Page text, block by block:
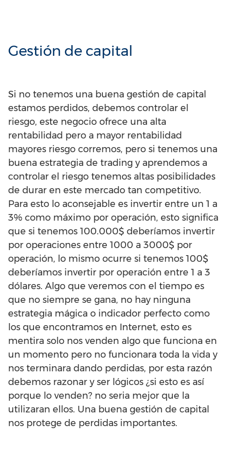
Gestión de capital
Si no tenemos una buena gestión de capital
estamos perdidos, debemos controlar el
riesgo, este negocio ofrece una alta
rentabilidad pero a mayor rentabilidad
mayores riesgo corremos, pero si tenemos una
buena estrategia de trading y aprendemos a
controlar el riesgo tenemos altas posibilidades
de durar en este mercado tan competitivo.
Para esto lo aconsejable es invertir entre un 1 a
3% como máximo por operación, esto significa
que si tenemos 100.000$ deberíamos invertir
por operaciones entre 1000 a 3000$ por
operación, lo mismo ocurre si tenemos 100$
deberíamos invertir por operación entre 1 a 3
dólares. Algo que veremos con el tiempo es
que no siempre se gana, no hay ninguna
estrategia mágica o indicador perfecto como
los que encontramos en Internet, esto es
mentira solo nos venden algo que funciona en
un momento pero no funcionara toda la vida y
nos terminara dando perdidas, por esta razón
debemos razonar y ser lógicos ¿si esto es así
porque lo venden? no seria mejor que la
utilizaran ellos. Una buena gestión de capital
nos protege de perdidas importantes.